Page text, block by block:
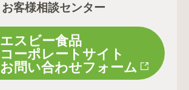
お客様相談センター
エスビー食品
コーポレートサイト
お問い合わせフォーム